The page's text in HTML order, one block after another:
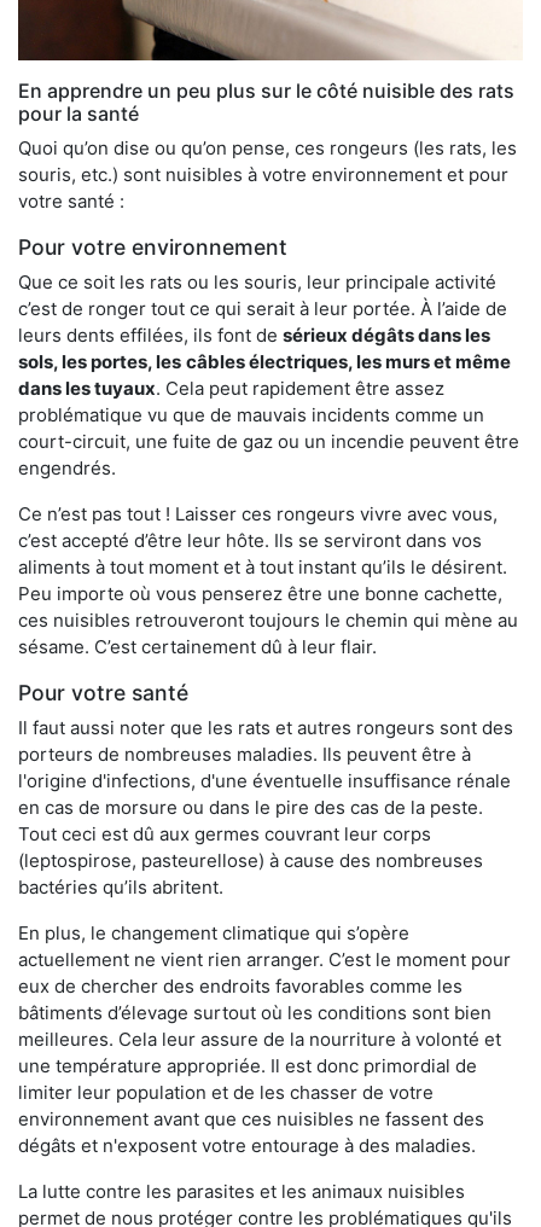
En apprendre un peu plus sur le côté nuisible des rats
pour la santé
Quoi qu’on dise ou qu’on pense, ces rongeurs (les rats, les
souris, etc.) sont nuisibles à votre environnement et pour
votre santé :
Pour votre environnement
Que ce soit les rats ou les souris, leur principale activité
c’est de ronger tout ce qui serait à leur portée. À l’aide de
leurs dents effilées, ils font de sérieux dégâts dans les
sols, les portes, les câbles électriques, les murs et même
dans les tuyaux. Cela peut rapidement être assez
problématique vu que de mauvais incidents comme un
court-circuit, une fuite de gaz ou un incendie peuvent être
engendrés.
Ce n’est pas tout ! Laisser ces rongeurs vivre avec vous,
c’est accepté d’être leur hôte. Ils se serviront dans vos
aliments à tout moment et à tout instant qu’ils le désirent.
Peu importe où vous penserez être une bonne cachette,
ces nuisibles retrouveront toujours le chemin qui mène au
sésame. C’est certainement dû à leur flair.
Pour votre santé
Il faut aussi noter que les rats et autres rongeurs sont des
porteurs de nombreuses maladies. Ils peuvent être à
l'origine d'infections, d'une éventuelle insuffisance rénale
en cas de morsure ou dans le pire des cas de la peste.
Tout ceci est dû aux germes couvrant leur corps
(leptospirose, pasteurellose) à cause des nombreuses
bactéries qu’ils abritent.
En plus, le changement climatique qui s’opère
actuellement ne vient rien arranger. C’est le moment pour
eux de chercher des endroits favorables comme les
bâtiments d’élevage surtout où les conditions sont bien
meilleures. Cela leur assure de la nourriture à volonté et
une température appropriée. Il est donc primordial de
limiter leur population et de les chasser de votre
environnement avant que ces nuisibles ne fassent des
dégâts et n'exposent votre entourage à des maladies.
La lutte contre les parasites et les animaux nuisibles
permet de nous protéger contre les problématiques qu'ils